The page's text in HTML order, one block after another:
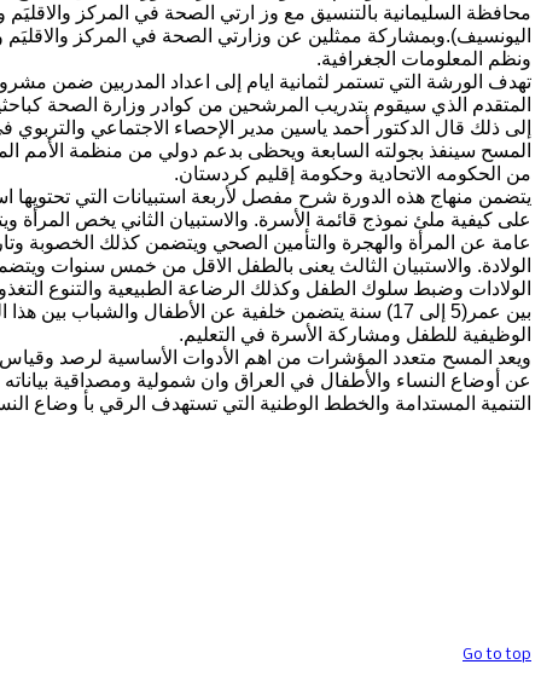
محافظة السليمانية بالتنسيق مع وز ارتي الصحة في المركز
اليونسيف).وبمشاركة ممثلين عن وزارتي الصحة في المركز
ونظم المعلومات الجغرافية.
تهدف الورشة التي تستمر لثمانية ايام إلى اعداد المدربين ضمن
المتقدم الذي سيقوم بتدريب المرشحين من كوادر وزارة الصحة
إلى ذلك قال الدكتور أحمد ياسين مدير الإحصاء الاجتماعي
المسح سينفذ بجولته السابعة ويحظى بدعم دولي من منظمة الأمم
من الحكومه الاتحادية وحكومة إقليم كردستان.
يتضمن منهاج هذه الدورة شرح مفصل لأربعة استبيانات التي تحتويها
على كيفية ملئ نموذج قائمة الأسرة. والاستبيان الثاني يخص
عامة عن المرأة والهجرة والتأمين الصحي ويتضمن كذلك الخصوبة
الولادة. والاستبيان الثالث يعنى بالطفل الاقل من خمس سنوات
الولادات وضبط سلوك الطفل وكذلك الرضاعة الطبيعية والتنوع
بين عمر(5 إلى 17) سنة يتضمن خلفية عن الأطفال والشباب
الوظيفية للطفل ومشاركة الأسرة في التعليم.
ويعد المسح متعدد المؤشرات من اهم الأدوات الأساسية لرصد
عن أوضاع النساء والأطفال في العراق وان شمولية ومصداقية
التنمية المستدامة والخطط الوطنية التي تستهدف الرقي بأ وضاع
Go to top